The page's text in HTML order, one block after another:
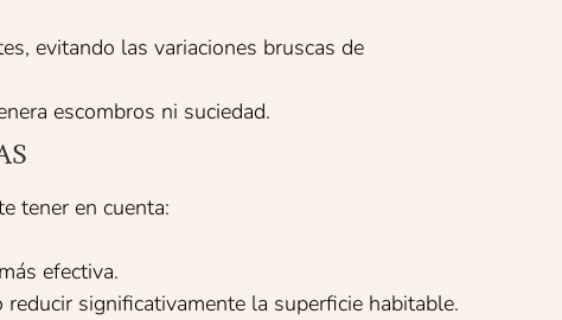
evitando las variaciones bruscas de
escombros ni suciedad.
tener en cuenta:
efectiva.
significativamente la superficie habitable.